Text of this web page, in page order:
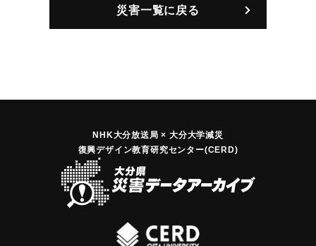
残して破壊してしまった。祖母の家に遊びに来て馬屋の2階に
寝ていた小学校に入学したばかりの男の子は頭に2寸角くらい
人の？末の妹は母屋を出たときに奔流にさらわれ1棟残った蔵
がこのとき死亡した。
【出典：千歳村誌（千歳村史刊行会編、千歳村、1974）】
｜固有コード:00261102
災害一覧に戻る
NHK大分放送局 × 大分大学減災
復興デザイン教育研究センター(CERD)